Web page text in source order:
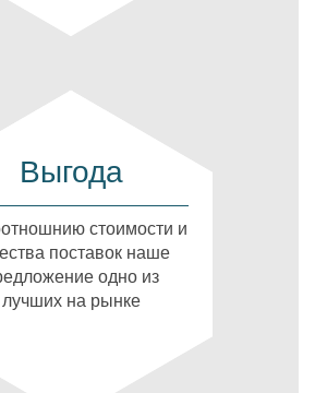
Выгода
стоимости и
поставок наше
одно из
лучших на рынке